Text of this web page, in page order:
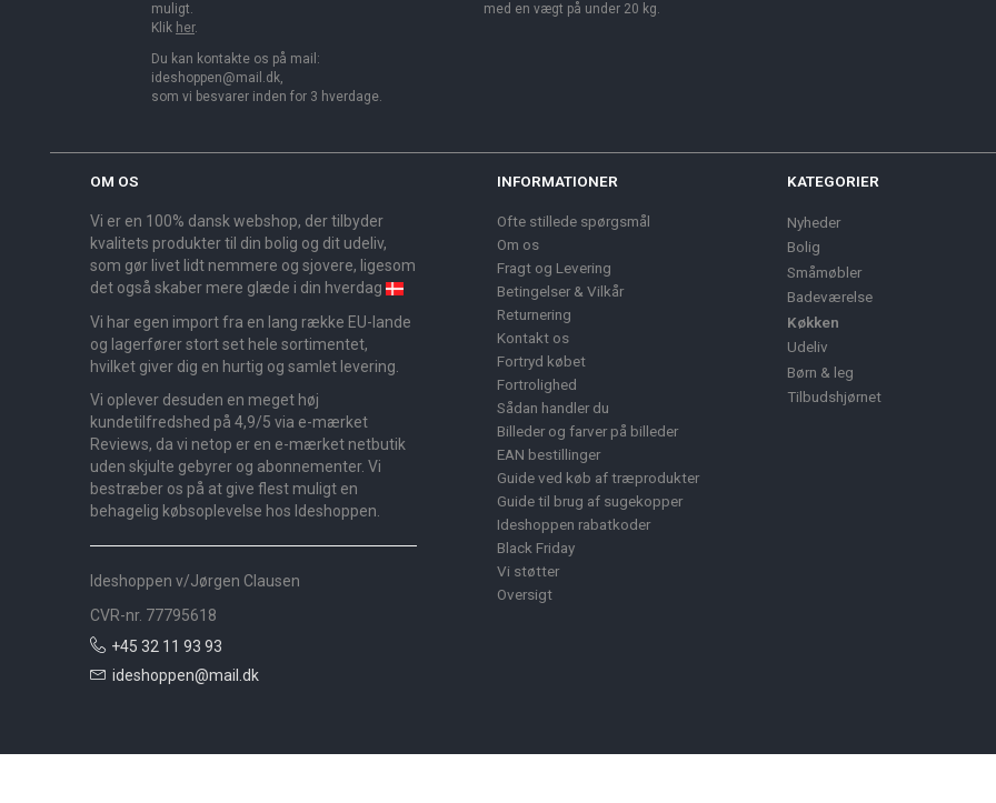
muligt.
Klik her.
Du kan kontakte os på mail:
ideshoppen@mail.dk,
som vi besvarer inden for 3 hverdage.
med en vægt på under 20 kg.
OM OS
Vi er en 100% dansk webshop, der tilbyder
kvalitets produkter til din bolig og dit udeliv,
som gør livet lidt nemmere og sjovere, ligesom
det også skaber mere glæde i din hverdag
Vi har egen import fra en lang række EU-lande
og lagerfører stort set hele sortimentet,
hvilket giver dig en hurtig og samlet levering.
Vi oplever desuden en meget høj
kundetilfredshed på 4,9/5 via e-mærket
Reviews, da vi netop er en e-mærket netbutik
uden skjulte gebyrer og abonnementer. Vi
bestræber os på at give flest muligt en
behagelig købsoplevelse hos Ideshoppen.
Ideshoppen v/Jørgen Clausen
CVR-nr. 77795618
+45 32 11 93 93
ideshoppen@mail.dk
INFORMATIONER
Ofte stillede spørgsmål
Om os
Fragt og Levering
Betingelser & Vilkår
Returnering
Kontakt os
Fortryd købet
Fortrolighed
Sådan handler du
Billeder og farver på billeder
EAN bestillinger
Guide ved køb af træprodukter
Guide til brug af sugekopper
Ideshoppen rabatkoder
Black Friday
Vi støtter
Oversigt
KATEGORIER
Nyheder
Bolig
Småmøbler
Badeværelse
Køkken
Udeliv
Børn & leg
Tilbudshjørnet